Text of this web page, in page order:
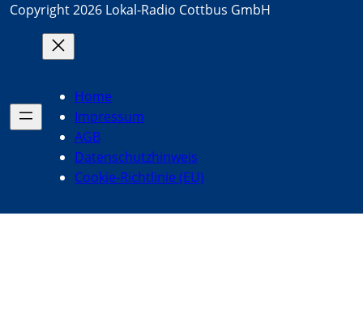
Copyright 2026 Lokal-Radio Cottbus GmbH
Home
Impressum
AGB
Datenschutzhinweis
Cookie-Richtlinie (EU)